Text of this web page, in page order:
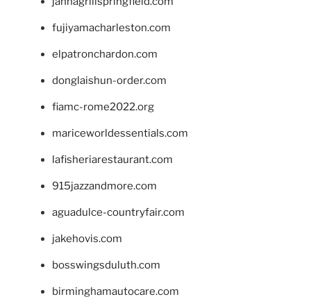
fujiyamacharleston.com
elpatronchardon.com
donglaishun-order.com
fiamc-rome2022.org
mariceworldessentials.com
lafisheriarestaurant.com
915jazzandmore.com
aguadulce-countryfair.com
jakehovis.com
bosswingsduluth.com
birminghamautocare.com